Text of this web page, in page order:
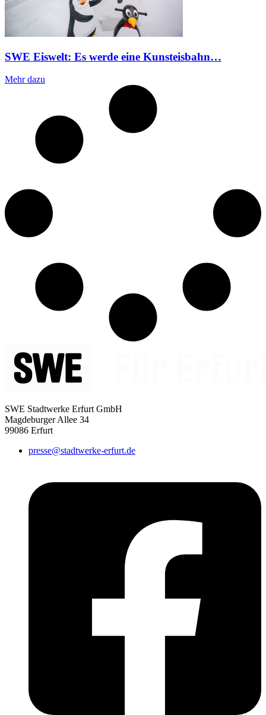
SWE Eiswelt: Es werde eine Kunsteisbahn…
Mehr dazu
SWE Stadtwerke Erfurt GmbH
Magdeburger Allee 34
99086 Erfurt
presse@stadtwerke-erfurt.de